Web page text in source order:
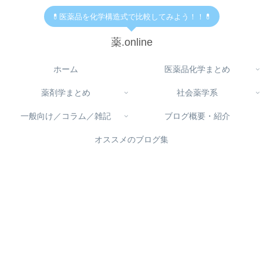
💊医薬品を化学構造式で比較してみよう！！💊
薬.online
ホーム 医薬品化学まとめ
薬剤学まとめ 社会薬学系
一般向け／コラム／雑記 ブログ概要・紹介
オススメのブログ集